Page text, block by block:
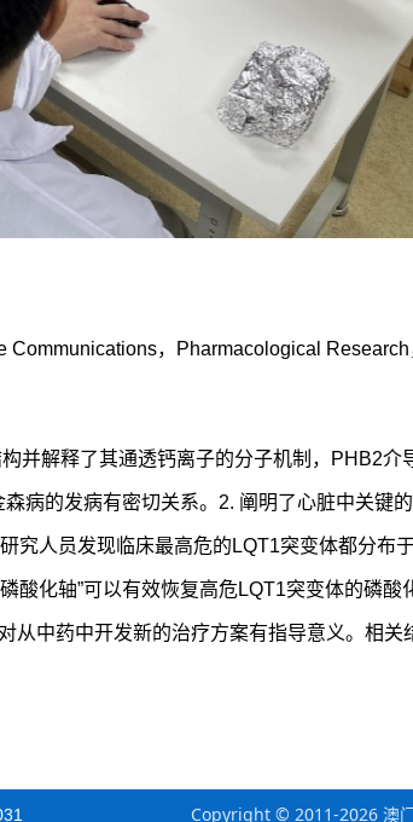
Communications，Pharmacological Research
并解释了其通透钙离子的分子机制，PHB2介
病的发病有密切关系。2. 阐明了心脏中关键
究人员发现临床最高危的LQT1突变体都分布
酸化轴”可以有效恢复高危LQT1突变体的磷酸
从中药中开发新的治疗方案有指导意义。相关
Copyright © 2011-2026 澳